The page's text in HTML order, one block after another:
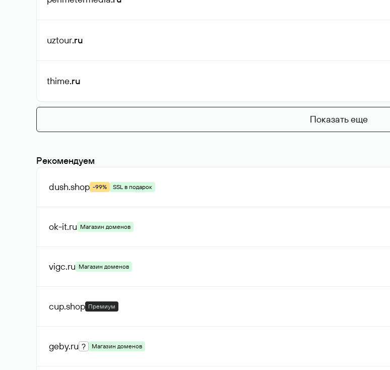
uztour.ru
thime.ru
Показать еще
Рекомендуем
dush.shop -99% SSL в подарок
ok-it.ru Магазин доменов
vigc.ru Магазин доменов
cup.shop Премиум
geby.ru ? Магазин доменов